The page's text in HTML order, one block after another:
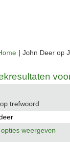
| John Deer op
trefwoord
weergeven